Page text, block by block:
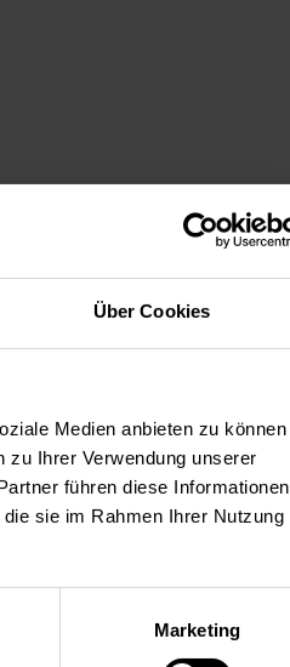
Über Cookies
Medien anbieten zu können
zu Ihrer Verwendung unserer
führen diese Informationen
sie im Rahmen Ihrer Nutzung
Marketing